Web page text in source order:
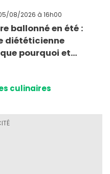
08/2026 à 16h00
ballonné en été :
diététicienne
pourquoi et
culinaires